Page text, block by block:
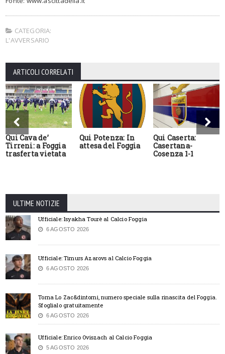
CATEGORIA:
L'AVVERSARIO
ARTICOLI CORRELATI
Qui Cava de’
Tirreni: a Foggia
trasferta vietata
Qui Potenza: In
attesa del Foggia
Qui Caserta:
Casertana-
Cosenza 1-1
ULTIME NOTIZIE
Ufficiale: Isyakha Tourè al Calcio Foggia
6 AGOSTO 2026
Ufficiale: Timurs Azarovs al Calcio Foggia
6 AGOSTO 2026
Torna Lo Zac&dintorni, numero speciale sulla rinascita del Foggia.
Sfoglialo gratuitamente
6 AGOSTO 2026
Ufficiale: Enrico Oviszach al Calcio Foggia
5 AGOSTO 2026